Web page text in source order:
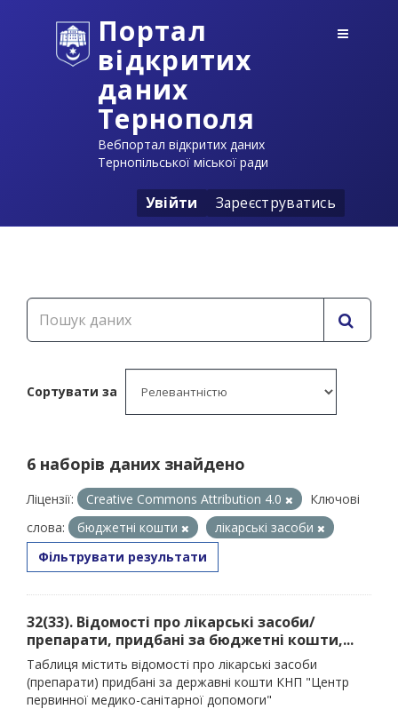
Портал
відкритих
даних
Тернополя
Вебпортал відкритих даних
Тернопільської міської ради
Увійти Зареєструватись
Сортувати за
6 наборів даних знайдено
Ліцензії: Creative Commons Attribution 4.0
Ключові
слова:
бюджетні кошти
лікарські засоби
Фільтрувати результати
32(33). Відомості про лікарські засоби/
препарати, придбані за бюджетні кошти,...
Таблиця містить відомості про лікарські засоби
(препарати) придбані за державні кошти КНП "Центр
первинної медико-санітарної допомоги"